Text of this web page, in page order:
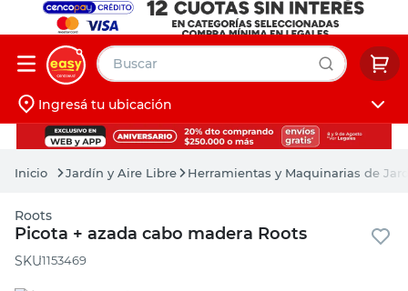
Buscar
Iniciá sesión
Ingresá tu ubicación
Jardín y Aire Libre Herramientas y Maquinarias de
Roots
Picota + azada cabo madera Roots
:1153469
muebles
pintura
escritorio
puertas